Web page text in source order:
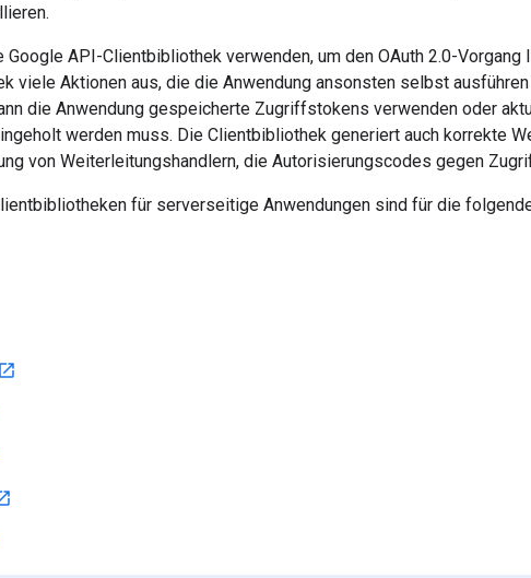
Google API-Clientbibliothek verwenden, um den OAuth 2.0-
viele Aktionen aus, die die Anwendung ansonsten selbst
die Anwendung gespeicherte Zugriffstokens verwenden oder
werden muss. Die Clientbibliothek generiert auch korrekte
von Weiterleitungshandlern, die Autorisierungscodes gegen
für serverseitige Anwendungen sind für die